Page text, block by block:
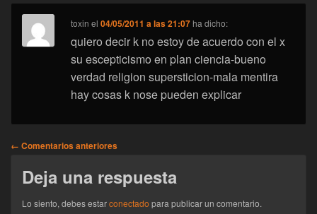
toxin el04/05/2011 a las 21:07 ha dicho:
quiero decir k no estoy de acuerdo con el x
su escepticismo en plan ciencia-bueno
verdad religion supersticion-mala mentira
hay cosas k nose pueden explicar
Navegación
comentarios
← Comentarios anteriores
Deja una respuesta
Lo siento, debes estarconectado para publicar un comentario.